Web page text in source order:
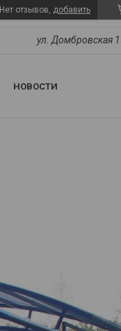
Нет отзывов, добавить
ул. Домбровская
НОВОСТИ